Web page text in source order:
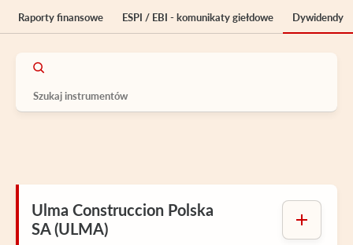
Raporty finansowe ESPI / EBI - komunikaty giełdowe Dywidendy
Ulma Construccion Polska
SA (ULMA)